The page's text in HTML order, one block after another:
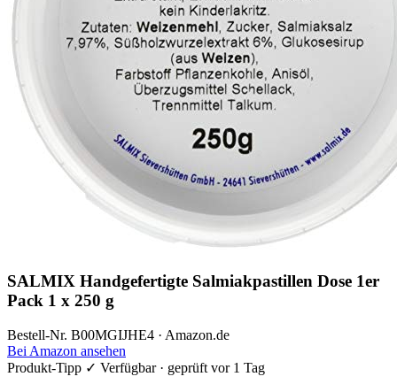
SALMIX Handgefertigte Salmiakpastillen Dose 1er
Pack 1 x 250 g
Bestell-Nr. B00MGIJHE4 · Amazon.de
Bei Amazon ansehen
Produkt-Tipp ✓ Verfügbar · geprüft vor 1 Tag